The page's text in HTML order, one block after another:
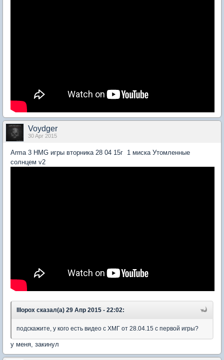
Voydger
30 Apr 2015
Arma 3 HMG игры вторника 28 04 15г 1 миска Утомленные
солнцем v2
IIIopox сказал(а) 29 Апр 2015 - 22:02:
подскажите, у кого есть видео с ХМГ от 28.04.15 с первой игры?
у меня, закинул